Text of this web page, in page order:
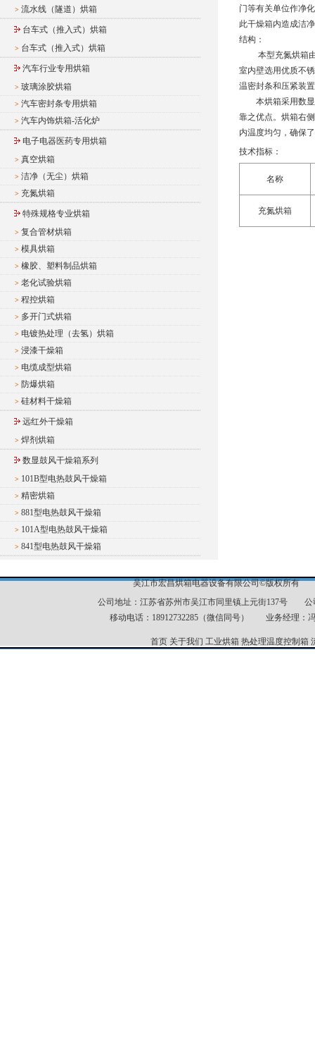
> 流水线（隧道）烘箱
台车式（推入式）烘箱
> 台车式（推入式）烘箱
汽车行业专用烘箱
> 玻璃涂胶烘箱
> 汽车密封条专用烘箱
> 汽车内饰烘箱-活化炉
电子电器医药专用烘箱
> 真空烘箱
> 洁净（无尘）烘箱
> 充氮烘箱
特殊规格专业烘箱
> 复合管材烘箱
> 模具烘箱
> 橡胶、塑料制品烘箱
> 老化试验烘箱
> 程控烘箱
> 多开门式烘箱
> 电镀热处理（去氢）烘箱
> 浸漆干燥箱
> 电缆成型烘箱
> 防爆烘箱
> 硅材料干燥箱
远红外干燥箱
> 焊剂烘箱
数显鼓风干燥箱系列
> 101B型电热鼓风干燥箱
> 精密烘箱
> 881型电热鼓风干燥箱
> 101A型电热鼓风干燥箱
> 841型电热鼓风干燥箱
门等有关单位作净
此干燥箱内造成洁
结构：
本型充氮烘箱由
室内壁选用优质不
温密封条和压紧装
本烘箱采用数显
靠之优点。烘箱右
内温度均匀，确保
技术指标：
名称
充氮烘箱
吴江市宏昌烘箱电器设备有限公司©版权所有
公司地址：江苏省苏州市吴江市同里镇上元街137号
移动电话：18912732285（微信同号） 业务经理
首页 关于我们 工业烘箱 热处理温度控制箱